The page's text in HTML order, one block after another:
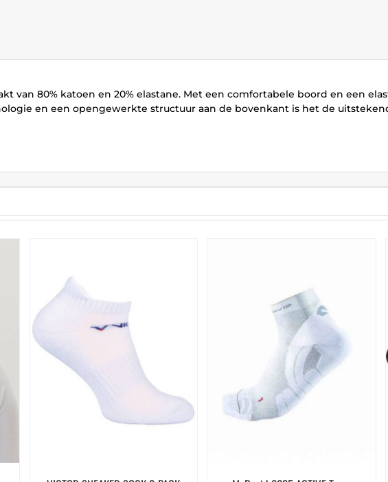
van 80% katoen en 20% elastane. Met een comfortabele boord en een
en een opengewerkte structuur aan de bovenkant is het de